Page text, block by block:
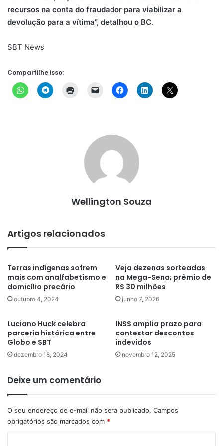
recursos na conta do fraudador para viabilizar a
devolução para a vítima”, detalhou o BC.
SBT News
Compartilhe isso:
Wellington Souza
Artigos relacionados
Terras indígenas sofrem
mais com analfabetismo e
domicílio precário
outubro 4, 2024
Veja dezenas sorteadas
na Mega-Sena; prêmio de
R$ 30 milhões
junho 7, 2026
Luciano Huck celebra
parceria histórica entre
Globo e SBT
dezembro 18, 2024
INSS amplia prazo para
contestar descontos
indevidos
novembro 12, 2025
Deixe um comentário
O seu endereço de e-mail não será publicado. Campos
obrigatórios são marcados com *